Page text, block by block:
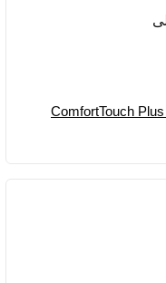
ComfortTouch